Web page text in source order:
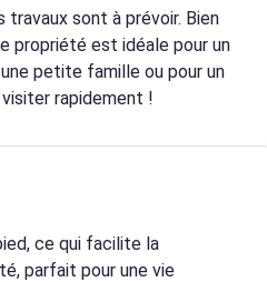
sont à prévoir. Bien
propriété est idéale pour un
petite famille ou pour un
rapidement !
ce qui facilite la
parfait pour une vie